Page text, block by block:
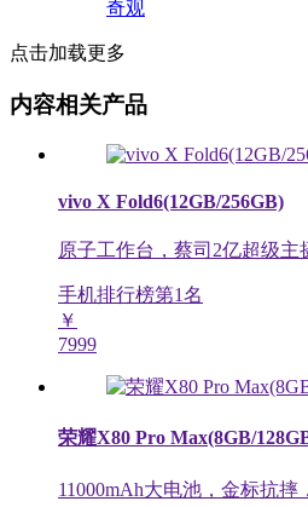
点击加载更多
内容相关产品
vivo X Fold6(12GB/256GB)
原子工作台，蔡司2亿超级主
手机排行榜第1名
￥
7999
荣耀X80 Pro Max(8GB/
11000mAh大电池，金标抗摔